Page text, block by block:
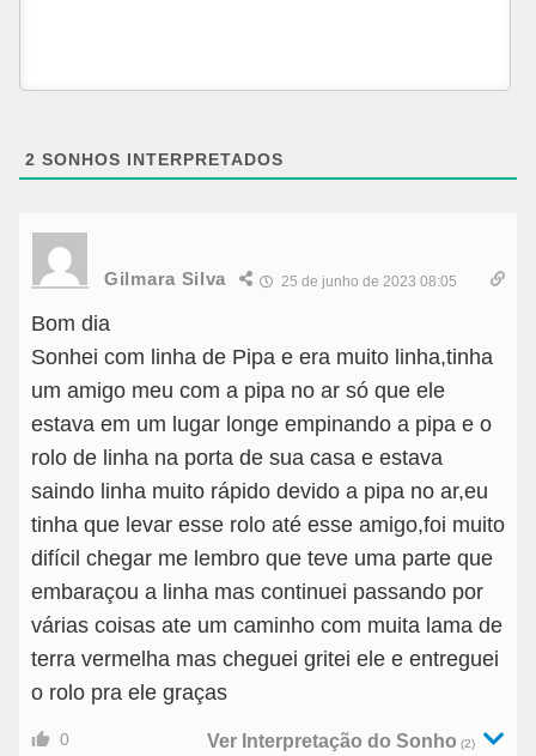
2 SONHOS INTERPRETADOS
Gilmara Silva 25 de junho de 2023 08:05
Bom dia
Sonhei com linha de Pipa e era muito linha,tinha
um amigo meu com a pipa no ar só que ele
estava em um lugar longe empinando a pipa e o
rolo de linha na porta de sua casa e estava
saindo linha muito rápido devido a pipa no ar,eu
tinha que levar esse rolo até esse amigo,foi muito
difícil chegar me lembro que teve uma parte que
embaraçou a linha mas continuei passando por
várias coisas ate um caminho com muita lama de
terra vermelha mas cheguei gritei ele e entreguei
o rolo pra ele graças
0 Ver Interpretação do Sonho (2)